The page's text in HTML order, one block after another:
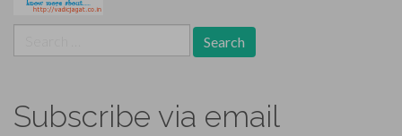
for:
Subscribe via email